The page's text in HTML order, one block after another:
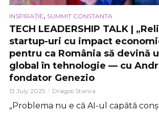
INSPIRAȚIE, SUMMIT CONSTANTA
TECH LEADERSHIP TALK |
startup-uri cu impact
pentru ca România să devină
global în tehnologie — cu
fondator Genezio
13 July 2025 Dragos Stanca
„Problema nu e că AI-ul capătă